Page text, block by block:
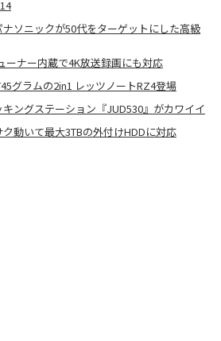
ソニックが50代をターゲットにした高級
ーナー内蔵で4K放送録画にも対応
グラムの2in1 レッツノートRZ4登場
ングステーション『JUD530』がカワイイ
動いて最大3TBの外付けHDDに対応